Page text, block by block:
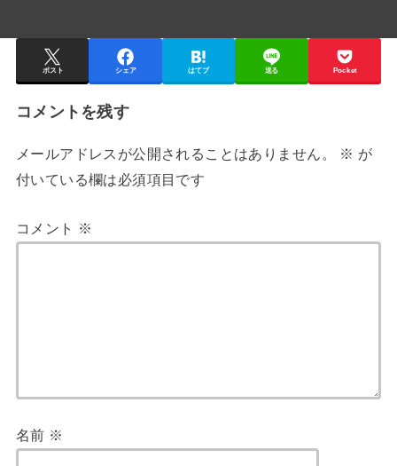
ポスト シェア はてブ 送る Pocket
コメントを残す
メールアドレスが公開されることはありません。 ※ が
付いている欄は必須項目です
コメント ※
名前 ※